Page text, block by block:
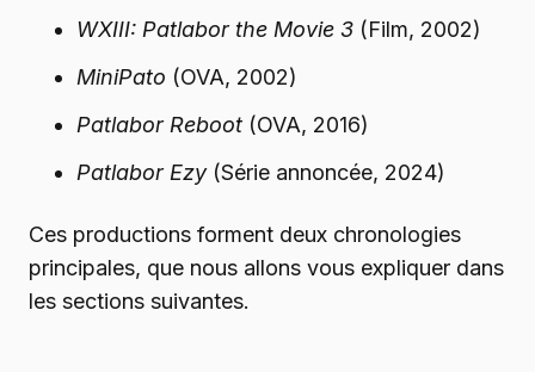
WXIII: Patlabor the Movie 3 (Film, 2002)
MiniPato (OVA, 2002)
Patlabor Reboot (OVA, 2016)
Patlabor Ezy(Série annoncée, 2024)
Ces productions forment deux chronologies
principales, que nous allons vous expliquer dans
les sections suivantes.